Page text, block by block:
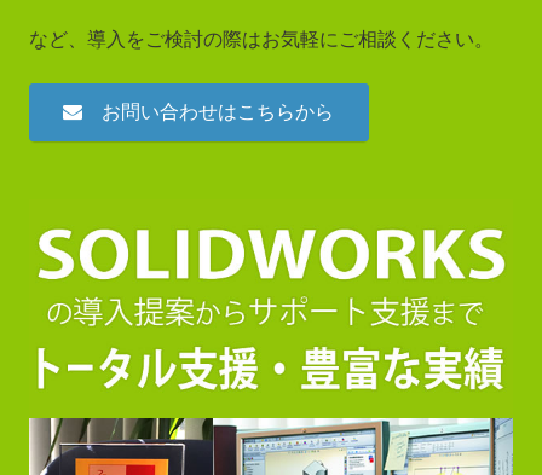
など、導入をご検討の際はお気軽にご相談ください。
お問い合わせはこちらから